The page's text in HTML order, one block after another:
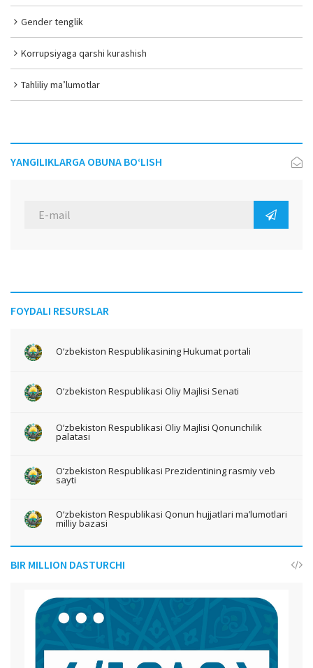
Gender tenglik
Korrupsiyaga qarshi kurashish
Tahliliy ma’lumotlar
YANGILIKLARGA OBUNA BO‘LISH
FOYDALI RESURSLAR
O‘zbekiston Respublikasining Hukumat portali
O‘zbekiston Respublikasi Oliy Majlisi Senati
O‘zbekiston Respublikasi Oliy Majlisi Qonunchilik
palatasi
O‘zbekiston Respublikasi Prezidentining rasmiy veb
sayti
O‘zbekiston Respublikasi Qonun hujjatlari ma’lumotlari
milliy bazasi
BIR MILLION DASTURCHI